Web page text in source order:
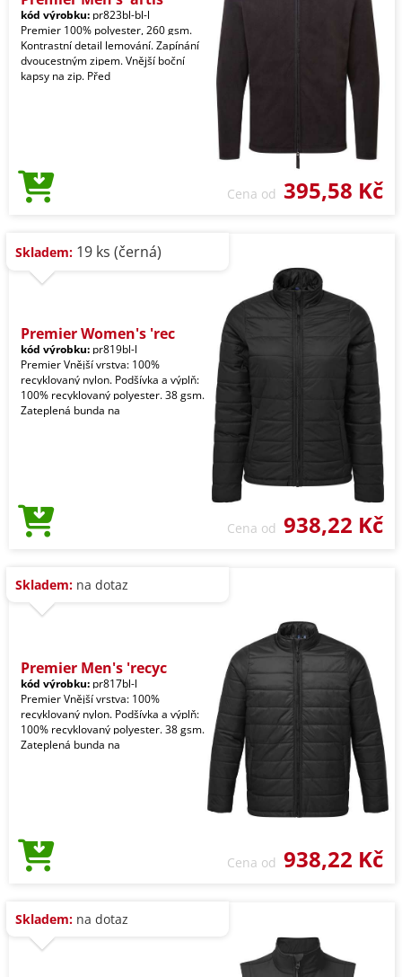
kód výrobku: pr823bl-bl-l
Premier 100% polyester, 260 gsm.
Kontrastní detail lemování. Zapínání
dvoucestným zipem. Vnější boční
kapsy na zip. Před
Cena od 395,58 Kč
Skladem: 19 ks (černá)
Premier Women's 'rec
kód výrobku: pr819bl-l
Premier Vnější vrstva: 100%
recyklovaný nylon. Podšívka a výplň:
100% recyklovaný polyester. 38 gsm.
Zateplená bunda na
Cena od 938,22 Kč
Skladem: na dotaz
Premier Men's 'recyc
kód výrobku: pr817bl-l
Premier Vnější vrstva: 100%
recyklovaný nylon. Podšívka a výplň:
100% recyklovaný polyester. 38 gsm.
Zateplená bunda na
Cena od 938,22 Kč
Skladem: na dotaz